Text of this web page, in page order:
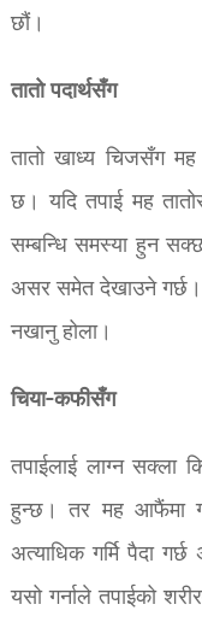
छौं।
तातो पदार्थसँग
तातो खाध्य चिजसँग मह
छ। यदि तपाई मह
सम्बन्धि समस्या हुन
असर समेत देखाउने गर्छ।
नखानु होला।
चिया-कफीसँग
तपाईलाई लाग्न सक्ला
हुन्छ। तर मह आफैंमा
अत्याधिक गर्मि पैदा
यसो गर्नाले तपाईको